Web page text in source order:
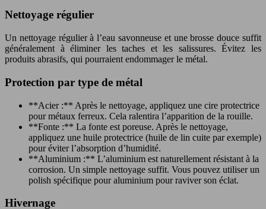
Nettoyage régulier
Un nettoyage régulier à l’eau savonneuse et une brosse douce suffit
généralement à éliminer les taches et les salissures. Évitez les
produits abrasifs, qui pourraient endommager le métal.
Protection par type de métal
**Acier :** Après le nettoyage, appliquez une cire protectrice
pour métaux ferreux. Cela ralentira l’apparition de la rouille.
**Fonte :** La fonte est poreuse. Après le nettoyage,
appliquez une huile protectrice (huile de lin cuite par exemple)
pour éviter l’absorption d’humidité.
**Aluminium :** L’aluminium est naturellement résistant à la
corrosion. Un simple nettoyage suffit. Vous pouvez utiliser un
polish spécifique pour aluminium pour raviver son éclat.
Hivernage